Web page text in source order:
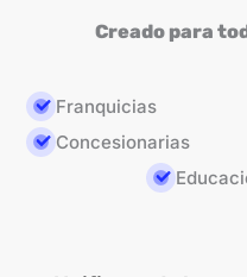
Creado para
Franquicias
Concesionarias